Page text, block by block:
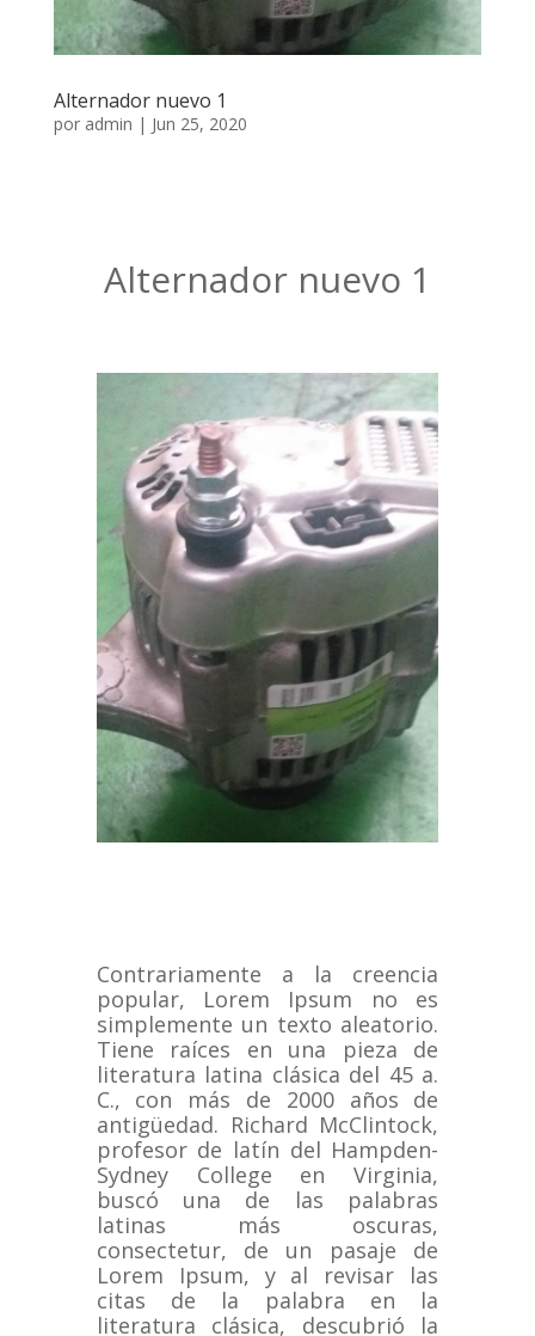
Alternador nuevo 1
por admin | Jun 25, 2020
Alternador nuevo 1
Contrariamente a la creencia
popular, Lorem Ipsum no es
simplemente un texto aleatorio.
Tiene raíces en una pieza de
literatura latina clásica del 45 a.
C., con más de 2000 años de
antigüedad. Richard McClintock,
profesor de latín del Hampden-
Sydney College en Virginia,
buscó una de las palabras
latinas más oscuras,
consectetur, de un pasaje de
Lorem Ipsum, y al revisar las
citas de la palabra en la
literatura clásica, descubrió la